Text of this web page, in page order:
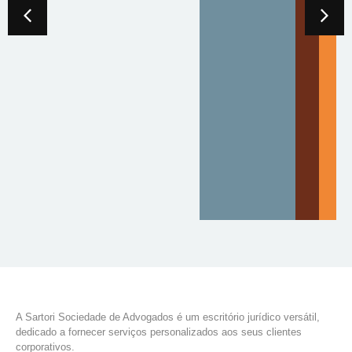
A Sartori Sociedade de Advogados é um escritório jurídico versátil,
dedicado a fornecer serviços personalizados aos seus clientes
corporativos.